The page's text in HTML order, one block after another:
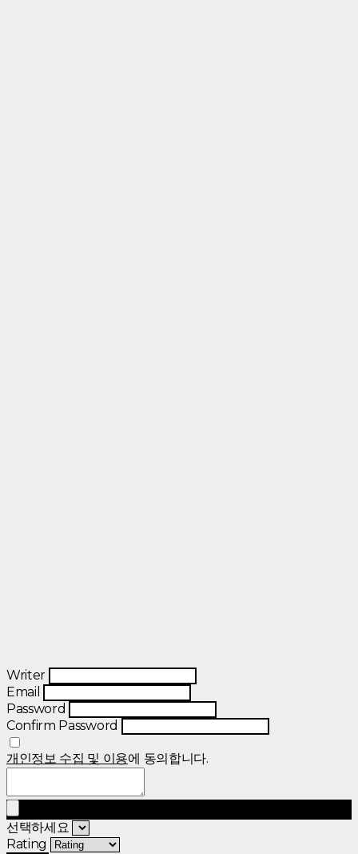
Writer
Email
Password
Confirm Password
개인정보 수집 및 이용에 동의합니다.
선택하세요
Rating